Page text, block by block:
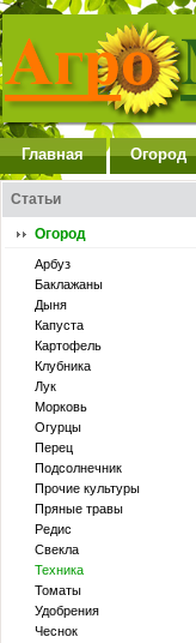
Главная Огород
Статьи
Огород
Арбуз
Баклажаны
Дыня
Капуста
Картофель
Клубника
Лук
Морковь
Огурцы
Перец
Подсолнечник
Прочие культуры
Пряные травы
Редис
Свекла
Техника
Томаты
Удобрения
Чеснок